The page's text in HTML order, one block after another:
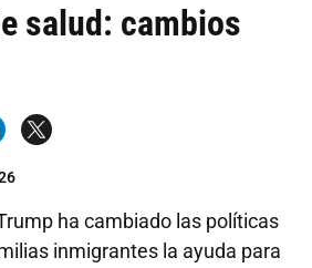
salud: cambios
ha cambiado las políticas
inmigrantes la ayuda para